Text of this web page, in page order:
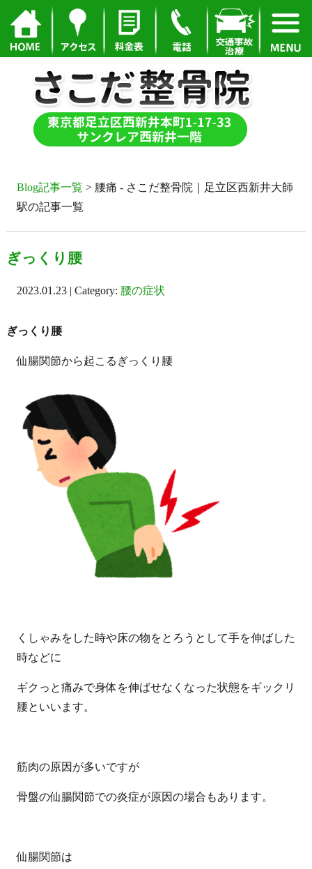
Blog記事一覧 > 腰痛 - さこだ整骨院｜足立区西新井大師
駅の記事一覧
ぎっくり腰
2023.01.23 | Category: 腰の症状
ぎっくり腰
仙腸関節から起こるぎっくり腰
くしゃみをした時や床の物をとろうとして手を伸ばした
時などに
ギクっと痛みで身体を伸ばせなくなった状態をギックリ
腰といいます。
筋肉の原因が多いですが
骨盤の仙腸関節での炎症が原因の場合もあります。
仙腸関節は